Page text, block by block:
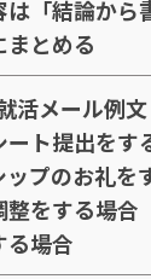
「結論から
まとめる
活メール例文
ート提出をす
ップのお礼を
整をする場合
る場合